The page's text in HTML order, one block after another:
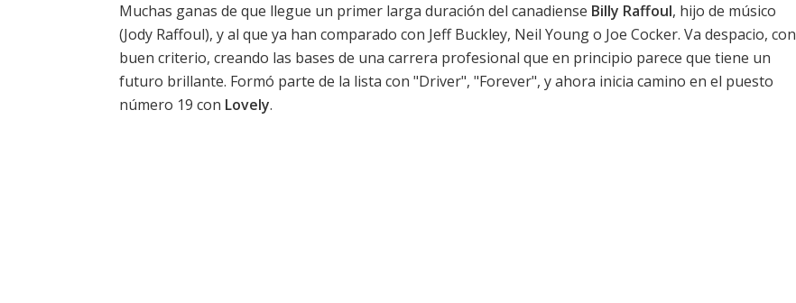
Muchas ganas de que llegue un primer larga duración del canadiense Billy Raffoul, hijo de músico
(Jody Raffoul), y al que ya han comparado con Jeff Buckley, Neil Young o Joe Cocker. Va despacio, con
buen criterio, creando las bases de una carrera profesional que en principio parece que tiene un
futuro brillante. Formó parte de la lista con "Driver", "Forever", y ahora inicia camino en el puesto
número 19 con Lovely.